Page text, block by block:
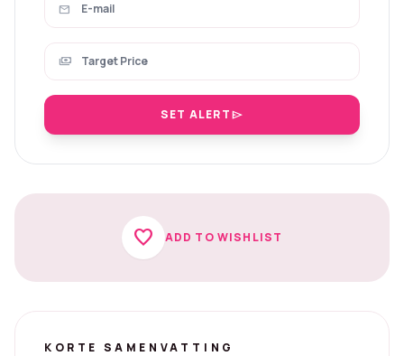
mail
payments
SET ALERTsend
favorite ADD TO WISHLIST
KORTE SAMENVATTING